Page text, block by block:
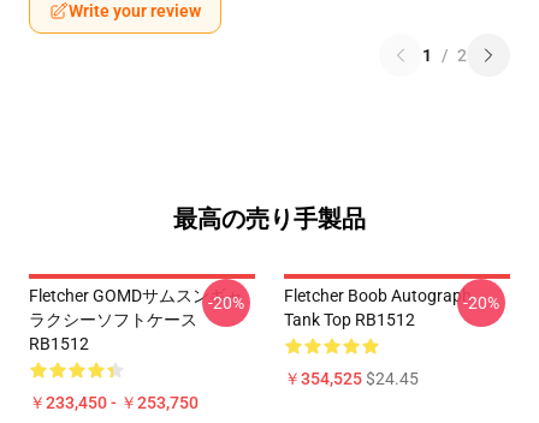
Write your review
1 / 2
最高の売り手製品
Fletcher GOMDサムスンギャ
ラクシーソフトケース
RB1512
￥233,450 - ￥253,750
-20%
Fletcher Boob Autograph
Tank Top RB1512
￥354,525$24.45
-20%